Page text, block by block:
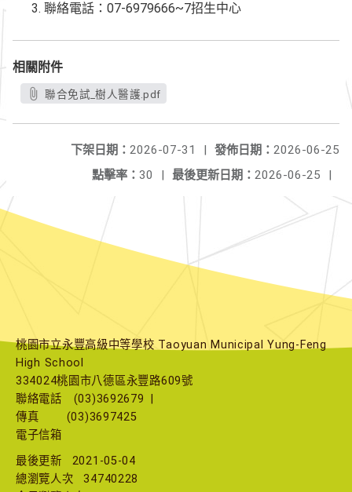
聯絡電話：07-6979666~7招生中心
相關附件
聯合免試_樹人醫護.pdf
發佈日期： 2026-06-25
下架日期： 2026-07-31
|
最後更新日期： 2026-06-25 |
點擊率： 30 |
桃園市立永豐高級中等學校 Taoyuan Municipal Yung-Feng
High School
334024桃園市八德區永豐路609號
聯絡電話
(03)3692679
傳真
(03)3697425
電子信箱
最後更新
2021-05-04
總瀏覽人次
34740228